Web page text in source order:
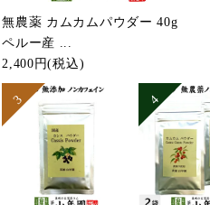
無農薬 カムカムパウダー 40g
ペルー産 ...
2,400円(税込)